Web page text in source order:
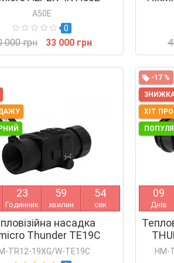
A50E
0
000 грн 33 000 грн
23
Годинник
59
хвилин
54
сек
насадка
Thunder TE19C
TR12-19XG/W-TE19C
-17 %
ХІТ
09
Днів
HM-